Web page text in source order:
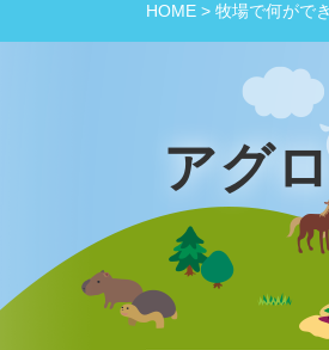
HOME > 牧場で何がで
アグ